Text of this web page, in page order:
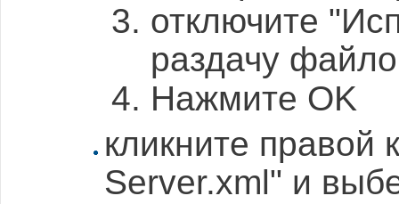
отключите
раздачу
Нажмите OK
кликните правой
Server.xml" и